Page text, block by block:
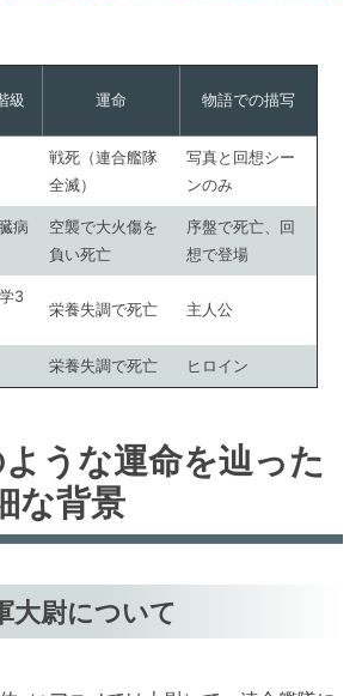
級 運命 物語での描写
戦死（連合艦隊
全滅）
写真と回想シー
ンのみ
病
空襲で大火傷を
負い死亡
序盤で死亡、回
想で登場
3
栄養失調で死亡 主人公
栄養失調で死亡 ヒロイン
うな運命を辿った
な背景
大尉について